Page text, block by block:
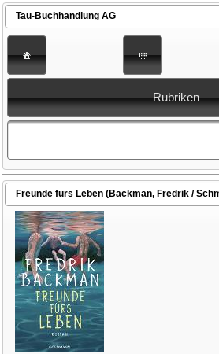
Tau-Buchhandlung AG
Rubriken
Freunde fürs Leben (Backman, Fredrik /